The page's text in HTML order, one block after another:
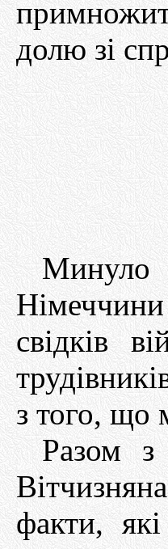
долю зі
Минуло
свідків
з того, що
Разом
факти,